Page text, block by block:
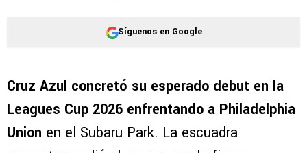
Síguenos en Google
Cruz Azul concretó su esperado debut en la
Leagues Cup 2026 enfrentando a Philadelphia
Union en el Subaru Park. La escuadra